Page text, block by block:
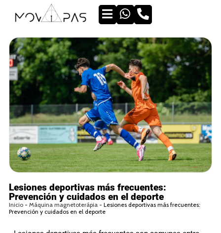
Lesiones deportivas más frecuentes:
Prevención y cuidados en el deporte
Inicio- Máquina magnetoterápia - Lesiones deportivas más frecuentes:
Prevención y cuidados en el deporte